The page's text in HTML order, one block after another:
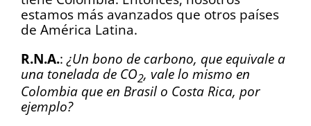
estamos más avanzados que otros países
de América Latina.
R.N.A.: ¿Un bono de carbono, que equivale a
una tonelada de CO2, vale lo mismo en
Colombia que en Brasil o Costa Rica, por
ejemplo?